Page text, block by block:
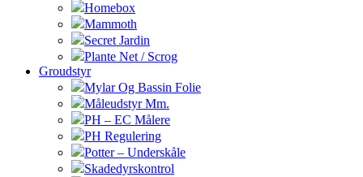
Homebox
Mammoth
Secret Jardin
Plante Net / Scrog
Groudstyr
Mylar Og Bassin Folie
Måleudstyr Mm.
PH – EC Målere
PH Regulering
Potter – Underskåle
Skadedyrskontrol